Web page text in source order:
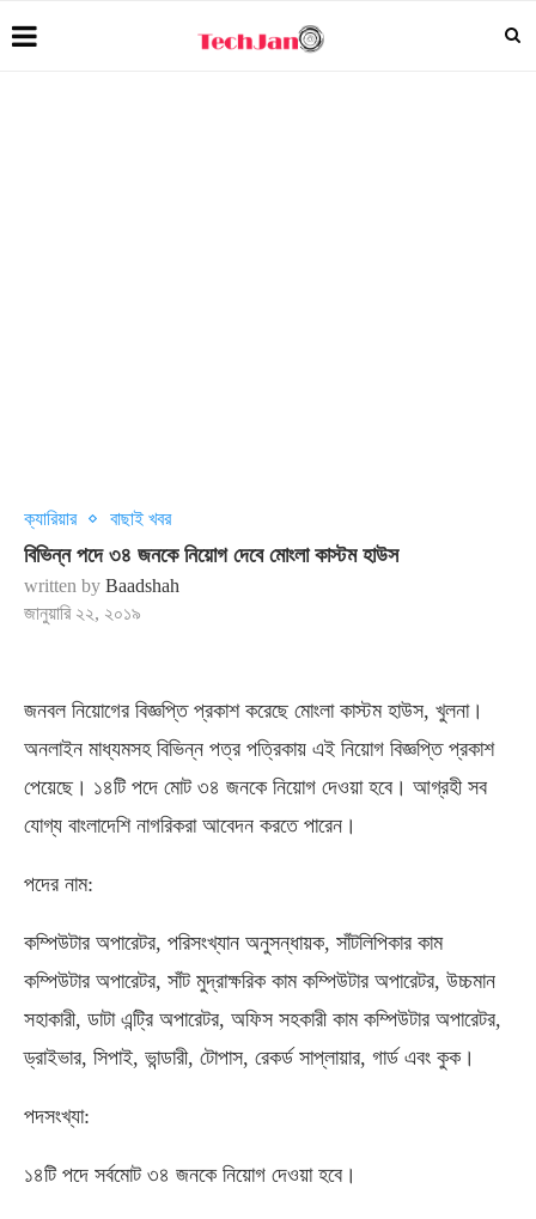
ক্যারিয়ার বাছাই খবর
বিভিন্ন পদে ৩৪ জনকে নিয়োগ দেবে মোংলা কাস্টম হাউস
written by Baadshah
জানুয়ারি ২২, ২০১৯
জনবল নিয়োগের বিজ্ঞপ্তি প্রকাশ করেছে মোংলা কাস্টম হাউস, খুলনা।
অনলাইন মাধ্যমসহ বিভিন্ন পত্র পত্রিকায় এই নিয়োগ বিজ্ঞপ্তি প্রকাশ
পেয়েছে। ১৪টি পদে মোট ৩৪ জনকে নিয়োগ দেওয়া হবে। আগ্রহী সব
যোগ্য বাংলাদেশি নাগরিকরা আবেদন করতে পারেন।
পদের নাম:
কম্পিউটার অপারেটর, পরিসংখ্যান অনুসন্ধায়ক, সাঁটলিপিকার কাম
কম্পিউটার অপারেটর, সাঁট মুদ্রাক্ষরিক কাম কম্পিউটার অপারেটর, উচ্চমান
সহাকারী, ডাটা এন্ট্রি অপারেটর, অফিস সহকারী কাম কম্পিউটার অপারেটর,
ড্রাইভার, সিপাই, ভান্ডারী, টোপাস, রেকর্ড সাপ্লায়ার, গার্ড এবং কুক।
পদসংখ্যা:
১৪টি পদে সর্বমোট ৩৪ জনকে নিয়োগ দেওয়া হবে।